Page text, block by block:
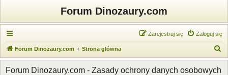
Forum Dinozaury.com
Zaloguj się
Zarejestruj się
Forum Dinozaury.com Strona główna
z
Forum Dinozaury.com - Zasady ochrony danych osobowych